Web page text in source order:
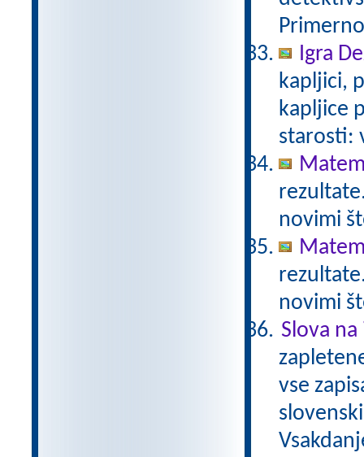
Igra
kapljici,
kapljice
starosti:
novimi
novimi
Slova na
vse